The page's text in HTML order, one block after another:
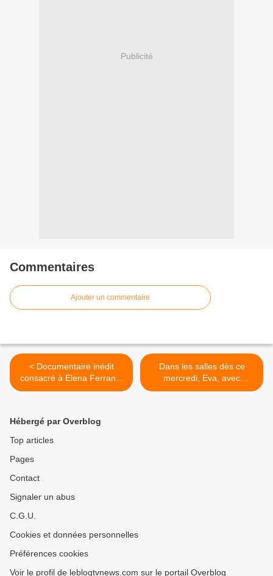
Publicité
Commentaires
Ajouter un commentaire
< Documentaire inédit
consacré à Elena Ferrante
ce mercredi soir sur ARTE.
Dans les salles dès ce
mercredi, Eva, avec
Isabelle Huppert et
Hébergé par Overblog
Top articles
Pages
Contact
Signaler un abus
C.G.U.
Cookies et données personnelles
Préférences cookies
Voir le profil de leblogtvnews.com sur le portail Overblog